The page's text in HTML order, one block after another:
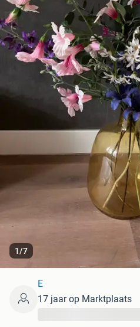
1/7
E
17 jaar op Marktplaats